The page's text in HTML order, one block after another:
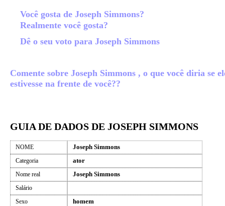
Você gosta de Joseph Simmons?
Realmente você gosta?
Dê o seu voto para Joseph Simmons
Comente sobre Joseph Simmons , o que você diria se
estivesse na frente de você??
GUIA DE DADOS DE JOSEPH SIMMONS
NOME Joseph Simmons
Categoria ator
Nome real Joseph Simmons
Salário
Sexo
homem